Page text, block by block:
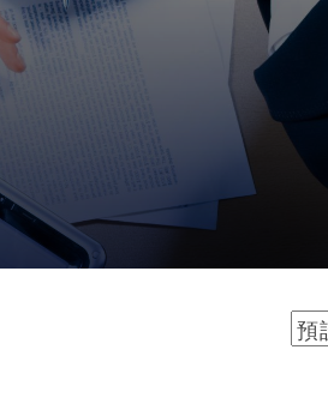
运动 & 健身
白皮书系列
健康、安全与环境